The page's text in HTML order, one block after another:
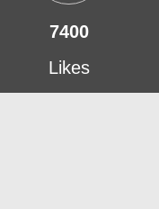
7400
Likes